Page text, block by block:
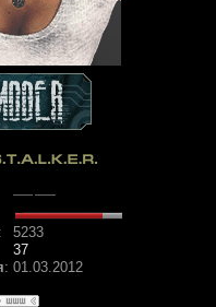
:
5233
37
: 01.03.2012